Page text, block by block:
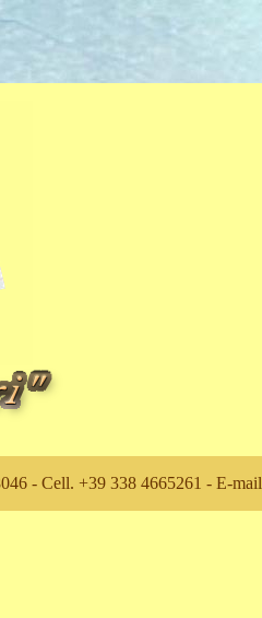
- Cell. +39 338 4665261 - E-mail